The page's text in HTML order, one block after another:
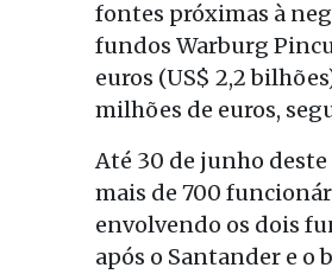
fontes próximas à
fundos Warburg
euros (US$ 2,2
milhões de euros,
Até 30 de junho deste
mais de 700
envolvendo os dois
após o Santander e